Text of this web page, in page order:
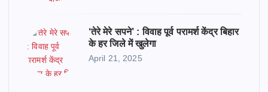
‘तेरे मेरे सपने’ : विवाह पूर्व परामर्श केंद्र बिहार
के हर जिले में खुलेगा
April 21, 2025